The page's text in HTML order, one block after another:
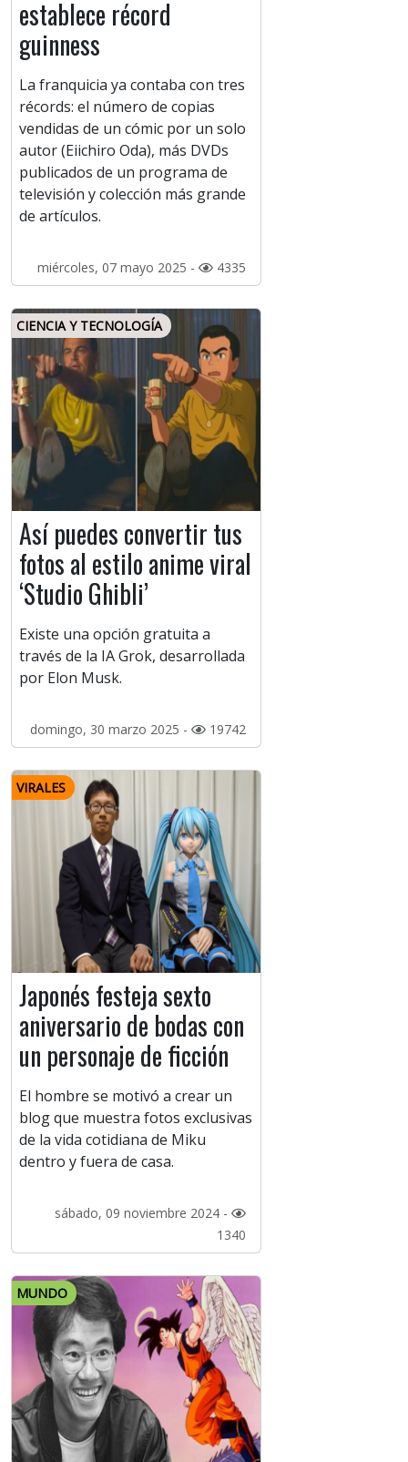
establece récord
guinness
La franquicia ya contaba con tres
récords: el número de copias
vendidas de un cómic por un solo
autor (Eiichiro Oda), más DVDs
publicados de un programa de
televisión y colección más grande
de artículos.
miércoles, 07 mayo 2025 - 4335
CIENCIA Y TECNOLOGÍA
Así puedes convertir tus
fotos al estilo anime viral
‘Studio Ghibli’
Existe una opción gratuita a
través de la IA Grok, desarrollada
por Elon Musk.
domingo, 30 marzo 2025 - 19742
VIRALES
Japonés festeja sexto
aniversario de bodas con
un personaje de ficción
El hombre se motivó a crear un
blog que muestra fotos exclusivas
de la vida cotidiana de Miku
dentro y fuera de casa.
sábado, 09 noviembre 2024 -
1340
MUNDO